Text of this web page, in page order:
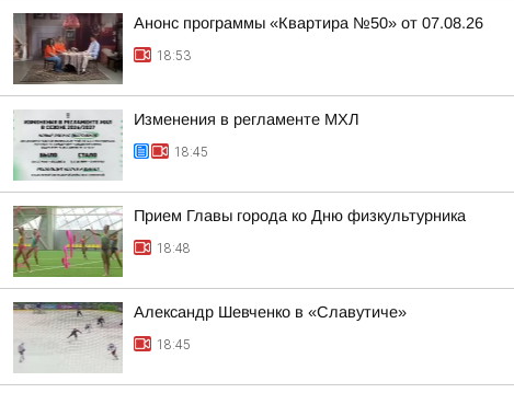
Анонс программы «Квартира №50» от 07.08.26
18:53
Изменения в регламенте МХЛ
18:45
Прием Главы города ко Дню физкультурника
18:48
Александр Шевченко в «Славутиче»
18:45